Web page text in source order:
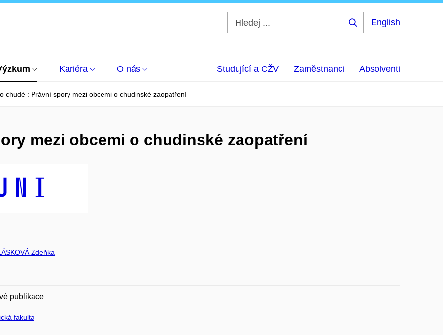
English
Kariéra O nás Studující a CŽV Zaměstnanci Absolventi
chudé : Právní spory mezi obcemi o chudinské zaopatření
mezi obcemi o chudinské zaopatření
Zdeňka
publikace
fakulta